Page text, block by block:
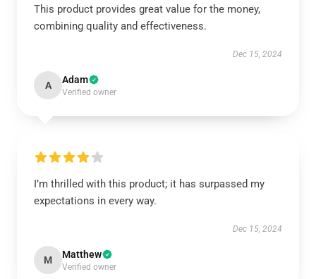
This product provides great value for the money,
combining quality and effectiveness.
Dec 15, 2024
A Adam
Verified owner
I’m thrilled with this product; it has surpassed my
expectations in every way.
Dec 15, 2024
M Matthew
Verified owner